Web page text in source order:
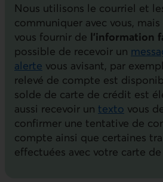
Nous utilisons le courriel et
communiquer avec vous,
vous fournir de l’information
possible de recevoir un
alerte vous avisant, par
relevé de compte est
solde de carte de crédit est
aussi recevoir un texto vous
confirmer une tentative de
compte ainsi que certaines
effectuées avec votre carte